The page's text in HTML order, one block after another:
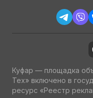
Куфар — площадка
Тех» включено в
ресурс «Реестр